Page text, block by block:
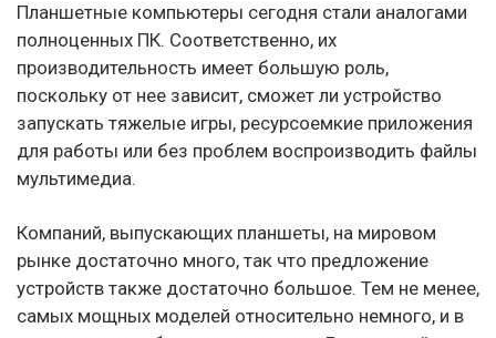
Планшетные компьютеры сегодня стали аналогами
полноценных ПК. Соответственно, их
производительность имеет большую роль,
поскольку от нее зависит, сможет ли устройство
запускать тяжелые игры, ресурсоемкие приложения
для работы или без проблем воспроизводить файлы
мультимедиа.
Компаний, выпускающих планшеты, на мировом
рынке достаточно много, так что предложение
устройств также достаточно большое. Тем не менее,
самых мощных моделей относительно немного, и в